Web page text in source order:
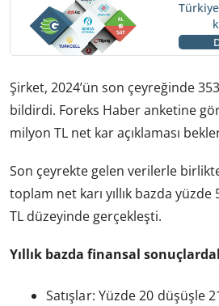
Şirket, 2024’ün son çeyreğinde
bildirdi. Foreks Haber anketine
milyon TL net kar açıklaması
Son çeyrekte gelen verilerle birlikte
toplam net karı yıllık bazda
TL düzeyinde gerçekleşti.
Yıllık bazda finansal
Satışlar: Yüzde 20 düşüşle